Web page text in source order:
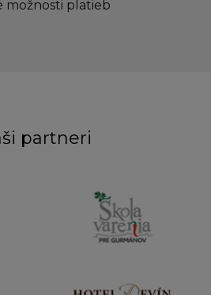
možnosti platieb
partneri